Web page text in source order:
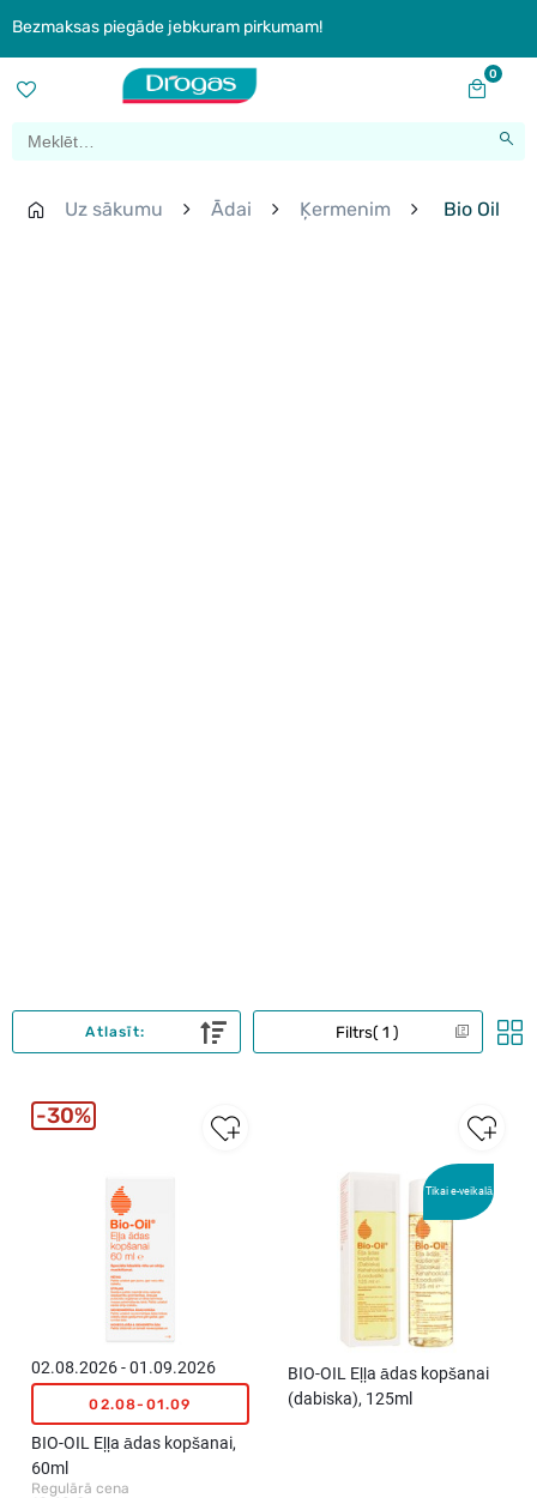
Bezmaksas piegāde jebkuram pirkumam!
0
Uz sākumu Ādai Ķermenim Bio Oil
Filtrs 1
Atlasīt:
02.08.2026 - 01.09.2026
02.08-01.09
BIO-OIL Eļļa ādas kopšanai,
60ml
Regulārā cena
30%
Tikai e-veikalā
BIO-OIL Eļļa ādas kopšanai
(dabiska), 125ml